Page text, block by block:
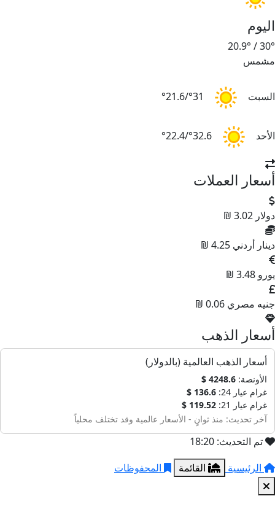
اليوم
30°
/
20.9°
مشمس
السبت 31°/21.6°
الأحد 32.6°/22.4°
أسعار العملات
دولار 3.02 ₪
دينار أردني 4.25 ₪
يورو 3.48 ₪
جنيه مصري 0.06 ₪
أسعار الذهب
أسعار الذهب العالمية (بالدولار)
الأونصة: 4248.6 $
غرام عيار 24:
136.6 $
غرام عيار 21:
119.52 $
آخر تحديث: منذ ثوانٍ - الأسعار عالمية وقد تختلف محلياً
تم التحديث: 18:20
الرئيسية
القائمة المحفوظات